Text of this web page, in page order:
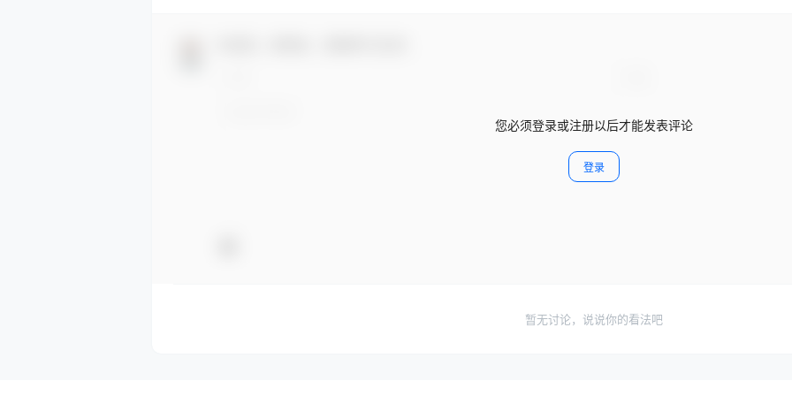
您必须登录或注册以后才能发表评论
登录
暂无讨论，说说你的看法吧